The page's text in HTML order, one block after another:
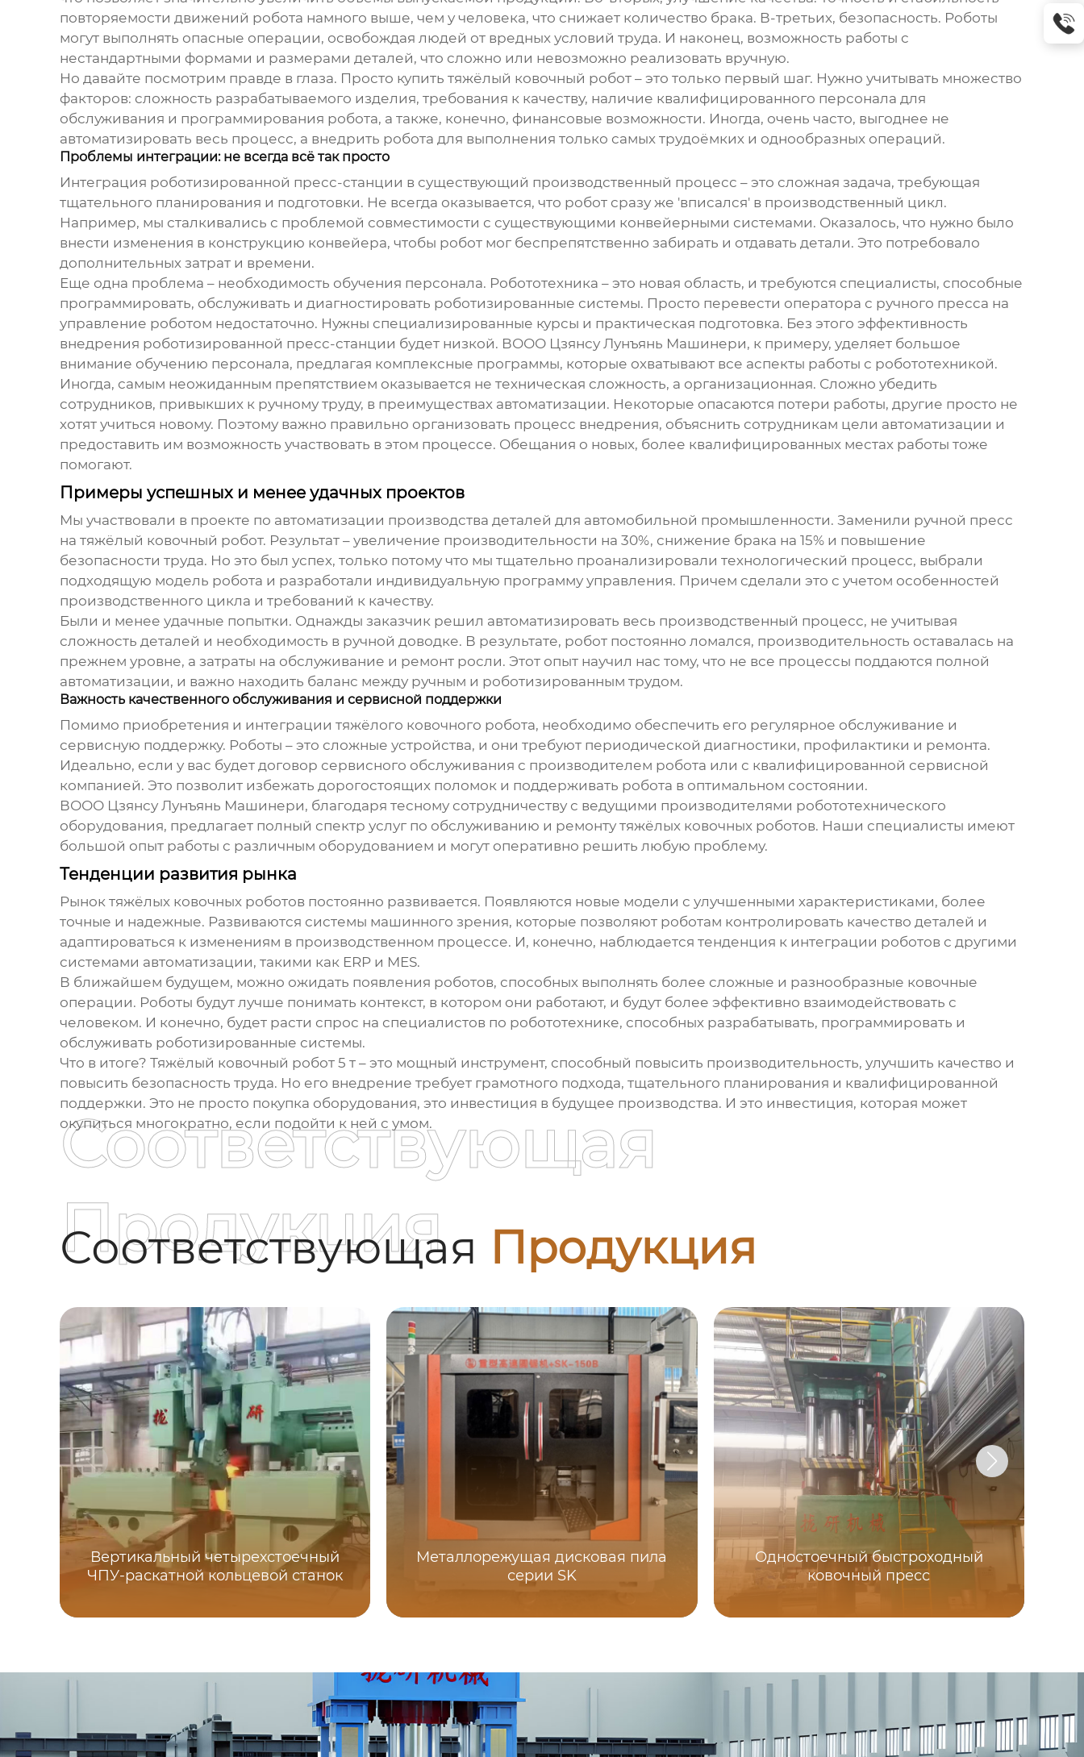
повторяемости движений робота намного выше, чем у человека, что снижает количество брака. В-третьих, безопасность. Роботы
могут выполнять опасные операции, освобождая людей от вредных условий труда. И наконец, возможность работы с
нестандартными формами и размерами деталей, что сложно или невозможно реализовать вручную.
Но давайте посмотрим правде в глаза. Просто купить тяжёлый ковочный робот– это только первый шаг. Нужно учитывать множество
факторов: сложность разрабатываемого изделия, требования к качеству, наличие квалифицированного персонала для
обслуживания и программирования робота, а также, конечно, финансовые возможности. Иногда, очень часто, выгоднее не
автоматизировать весь процесс, а внедрить робота для выполнения только самых трудоёмких и однообразных операций.
Проблемы интеграции: не всегда всё так просто
Интеграция роботизированной пресс-станции в существующий производственный процесс – это сложная задача, требующая
тщательного планирования и подготовки. Не всегда оказывается, что робот сразу же 'вписался' в производственный цикл.
Например, мы сталкивались с проблемой совместимости с существующими конвейерными системами. Оказалось, что нужно было
внести изменения в конструкцию конвейера, чтобы робот мог беспрепятственно забирать и отдавать детали. Это потребовало
дополнительных затрат и времени.
Еще одна проблема – необходимость обучения персонала. Робототехника – это новая область, и требуются специалисты, способные
программировать, обслуживать и диагностировать роботизированные системы. Просто перевести оператора с ручного пресса на
управление роботом недостаточно. Нужны специализированные курсы и практическая подготовка. Без этого эффективность
внедрения роботизированной пресс-станции будет низкой. ВООО Цзянсу Лунъянь Машинери, к примеру, уделяет большое
внимание обучению персонала, предлагая комплексные программы, которые охватывают все аспекты работы с робототехникой.
Иногда, самым неожиданным препятствием оказывается не техническая сложность, а организационная. Сложно убедить
сотрудников, привыкших к ручному труду, в преимуществах автоматизации. Некоторые опасаются потери работы, другие просто не
хотят учиться новому. Поэтому важно правильно организовать процесс внедрения, объяснить сотрудникам цели автоматизации и
предоставить им возможность участвовать в этом процессе. Обещания о новых, более квалифицированных местах работы тоже
помогают.
Примеры успешных и менее удачных проектов
Мы участвовали в проекте по автоматизации производства деталей для автомобильной промышленности. Заменили ручной пресс
на тяжёлый ковочный робот. Результат – увеличение производительности на 30%, снижение брака на 15% и повышение
безопасности труда. Но это был успех, только потому что мы тщательно проанализировали технологический процесс, выбрали
подходящую модель робота и разработали индивидуальную программу управления. Причем сделали это с учетом особенностей
производственного цикла и требований к качеству.
Были и менее удачные попытки. Однажды заказчик решил автоматизировать весь производственный процесс, не учитывая
сложность деталей и необходимость в ручной доводке. В результате, робот постоянно ломался, производительность оставалась на
прежнем уровне, а затраты на обслуживание и ремонт росли. Этот опыт научил нас тому, что не все процессы поддаются полной
автоматизации, и важно находить баланс между ручным и роботизированным трудом.
Важность качественного обслуживания и сервисной поддержки
Помимо приобретения и интеграции тяжёлого ковочного робота, необходимо обеспечить его регулярное обслуживание и
сервисную поддержку. Роботы – это сложные устройства, и они требуют периодической диагностики, профилактики и ремонта.
Идеально, если у вас будет договор сервисного обслуживания с производителем робота или с квалифицированной сервисной
компанией. Это позволит избежать дорогостоящих поломок и поддерживать робота в оптимальном состоянии.
ВООО Цзянсу Лунъянь Машинери, благодаря тесному сотрудничеству с ведущими производителями робототехнического
оборудования, предлагает полный спектр услуг по обслуживанию и ремонту тяжёлых ковочных роботов. Наши специалисты имеют
большой опыт работы с различным оборудованием и могут оперативно решить любую проблему.
Тенденции развития рынка
Рынок тяжёлых ковочных роботовпостоянно развивается. Появляются новые модели с улучшенными характеристиками, более
точные и надежные. Развиваются системы машинного зрения, которые позволяют роботам контролировать качество деталей и
адаптироваться к изменениям в производственном процессе. И, конечно, наблюдается тенденция к интеграции роботов с другими
системами автоматизации, такими как ERP и MES.
В ближайшем будущем, можно ожидать появления роботов, способных выполнять более сложные и разнообразные ковочные
операции. Роботы будут лучше понимать контекст, в котором они работают, и будут более эффективно взаимодействовать с
человеком. И конечно, будет расти спрос на специалистов по робототехнике, способных разрабатывать, программировать и
обслуживать роботизированные системы.
Что в итоге? Тяжёлый ковочный робот 5 т– это мощный инструмент, способный повысить производительность, улучшить качество и
повысить безопасность труда. Но его внедрение требует грамотного подхода, тщательного планирования и квалифицированной
поддержки. Это не просто покупка оборудования, это инвестиция в будущее производства. И это инвестиция, которая может
окупиться многократно, если подойти к ней с умом.
Соответствующая Продукция
Соответствующая
Продукция
Вертикальный четырехстоечный
ЧПУ-раскатной кольцевой станок
Металлорежущая дисковая пила
серии SK
Одностоечный быстроходный
ковочный пресс